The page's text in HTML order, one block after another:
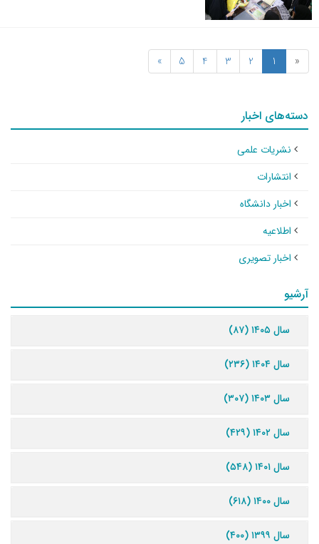
«
1
2
3
4
5
»
دسته‌های اخبار
نشریات علمی
انتشارات
اخبار دانشگاه
اطلاعیه
اخبار تصویری
آرشیو
سال ۱۴۰۵ (۸۷)
سال ۱۴۰۴ (۲۳۶)
سال ۱۴۰۳ (۳۰۷)
سال ۱۴۰۲ (۴۲۹)
سال ۱۴۰۱ (۵۴۸)
سال ۱۴۰۰ (۶۱۸)
سال ۱۳۹۹ (۴۰۰)